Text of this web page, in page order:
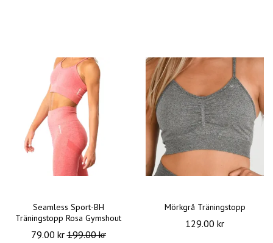
Seamless Sport-BH
Träningstopp Rosa Gymshout
79.00 kr199.00 kr
Mörkgrå Träningstopp
129.00 kr